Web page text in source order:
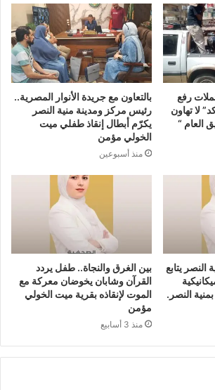
رفع
لا تهاون
العام “
بالتعاون مع جريدة الأنوار المصرية..
رئيس مركز ومدينة منية النصر
يكرّم أبطال إنقاذ طفلي ميت
الخولي مؤمن
منذ أسبوعين
يتابع
النصر.
بين الغرق والنجاة.. طفل يردد
القرآن وشابان يخوضان معركة مع
الموت لإنقاذه بقرية ميت الخولي
مؤمن
منذ 3 أسابيع